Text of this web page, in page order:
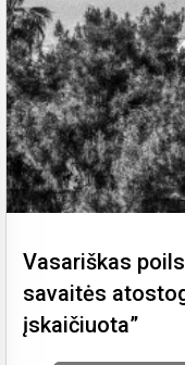
Vasariškas
savaitės
įskaičiuota”